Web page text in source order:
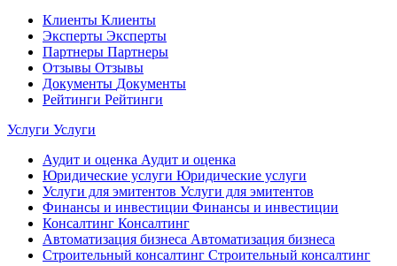
Клиенты Клиенты
Эксперты Эксперты
Партнеры Партнеры
Отзывы Отзывы
Документы Документы
Рейтинги Рейтинги
Услуги Услуги
Аудит и оценка Аудит и оценка
Юридические услуги Юридические услуги
Услуги для эмитентов Услуги для эмитентов
Финансы и инвестиции Финансы и инвестиции
Консалтинг Консалтинг
Автоматизация бизнеса Автоматизация бизнеса
Строительный консалтинг Строительный консалтинг